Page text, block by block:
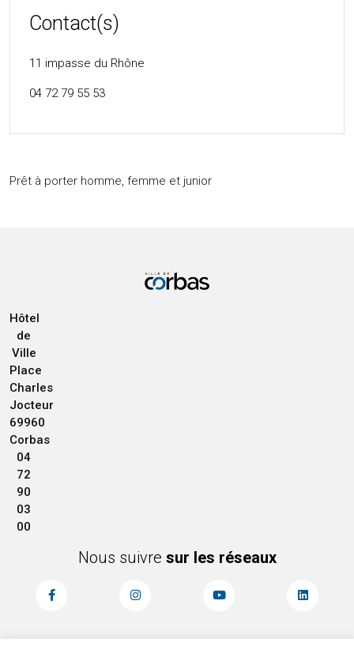
Contact(s)
11 impasse du Rhône
04 72 79 55 53
Prêt à porter homme, femme et junior
Hôtel
de
Ville
Place
Charles
Jocteur
69960
Corbas
04
72
90
03
00
Nous suivre sur les réseaux